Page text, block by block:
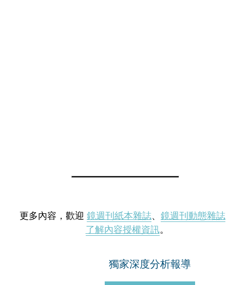
更多內容，歡迎 鏡週刊紙本雜誌、 鏡週刊動態雜誌
了解內容授權資訊。
獨家深度分析報導